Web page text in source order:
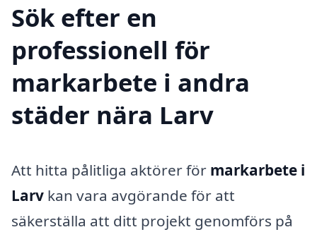
Sök efter en
professionell för
markarbete i andra
städer nära Larv
Att hitta pålitliga aktörer för markarbete i
Larv kan vara avgörande för att
säkerställa att ditt projekt genomförs på